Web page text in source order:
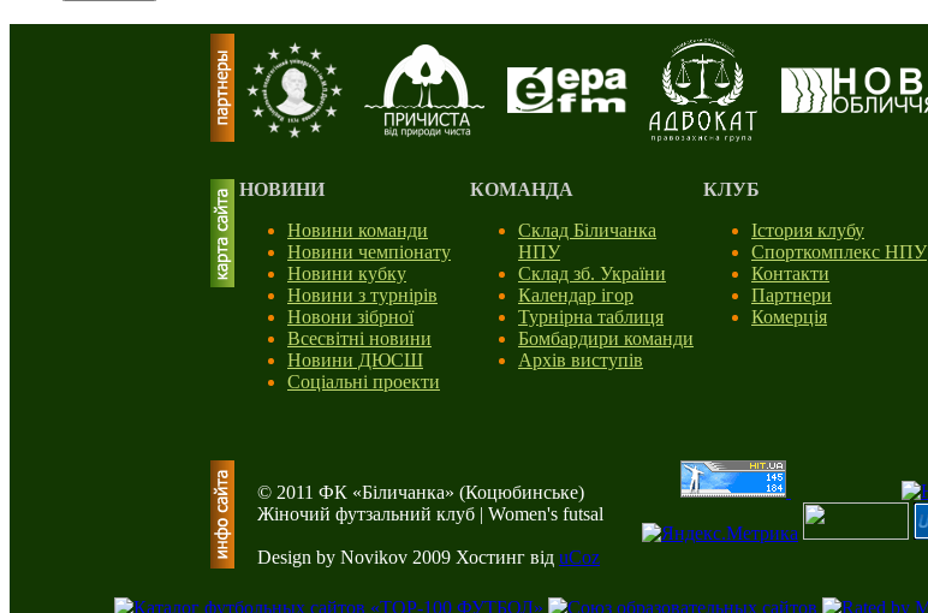
НОВИНИ
Новини команди
Новини чемпіонату
Новини кубку
Новини з турнірів
Новони зібрної
Всесвітні новини
Новини ДЮСШ
Соціальні проекти
КОМАНДА
Склад Біличанка
НПУ
Склад зб. України
Календар ігор
Турнірна таблиця
Бомбардири команди
Архів виступів
КЛУБ
Істория клубу
Спорткомплекс НПУ
Контакти
Партнери
Комерція
© 2011 ФК «Біличанка» (Коцюбинське)
Жіночий футзальний клуб | Women's futsal
Design by Novikov 2009 Хостинг від uCoz